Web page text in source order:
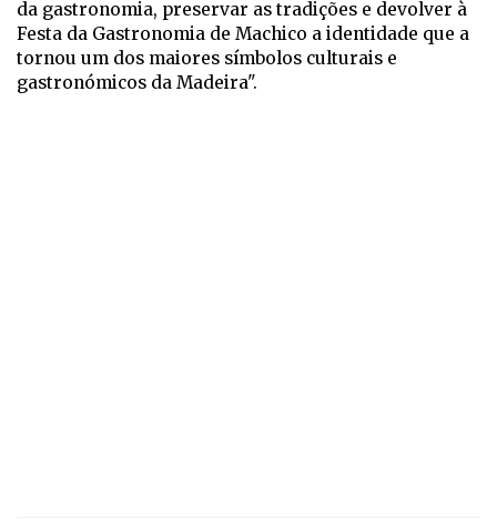
da gastronomia, preservar as tradições e devolver à
Festa da Gastronomia de Machico a identidade que a
tornou um dos maiores símbolos culturais e
gastronómicos da Madeira".